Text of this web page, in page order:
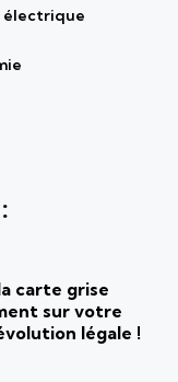
carte grise
sur votre
légale !